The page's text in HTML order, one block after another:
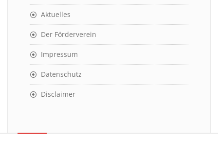
Aktuelles
Der Förderverein
Impressum
Datenschutz
Disclaimer